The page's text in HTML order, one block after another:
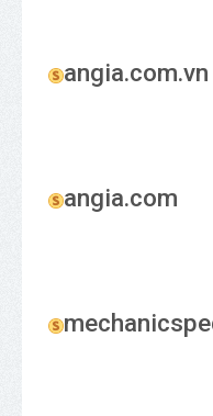
angia.com.vn
angia.com